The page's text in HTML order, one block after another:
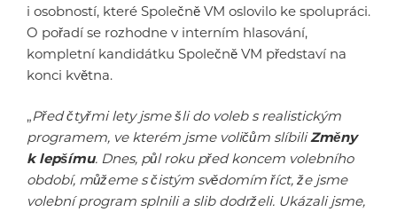
i osobností, které Společně VM oslovilo ke spolupráci.
O pořadí se rozhodne v interním hlasování,
kompletní kandidátku Společně VM představí na
konci května.
„Před čtyřmi lety jsme šli do voleb s realistickým
programem, ve kterém jsme voličům slíbiliZměny
k lepšímu. Dnes, půl roku před koncem volebního
období, můžeme s čistým svědomím říct, že jsme
volební program splnili a slib dodrželi. Ukázali jsme,